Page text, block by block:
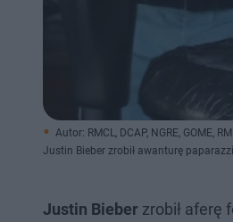
Autor: RMCL, DCAP, NGRE, GOME,
Justin Bieber zrobił awanturę
Justin Bieber zrobił aferę